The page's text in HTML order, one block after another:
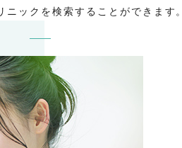
ックを検索することができま